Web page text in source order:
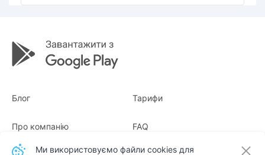
Блог Тарифи
Про компанію FAQ
Ми використовуємо файли cookies для